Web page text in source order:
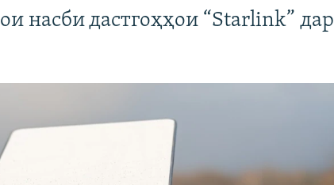
насби дастгоҳҳои “Starlink” дар